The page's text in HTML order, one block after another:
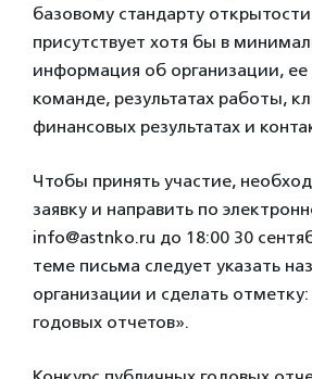
базовому стандарту
присутствует хотя бы в
информация об организации, ее
команде, результатах работы,
финансовых результатах и
Чтобы принять участие,
заявку и направить по
info@astnko.ru до 18:00 30
теме письма следует указать
организации и сделать
годовых отчетов».